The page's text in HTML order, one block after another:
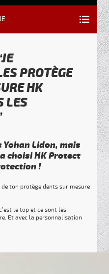
PROTÈGE
HK
LES
Lidon, mais
choisi HK Protect
!
de ton protège dents sur mesure
le top et ce sont les
Et avec la personnalisation